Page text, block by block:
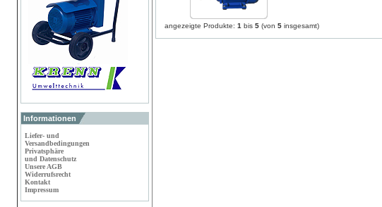
Informationen
Liefer- und
Versandbedingungen
Privatsphäre
und Datenschutz
Unsere AGB
Widerrufsrecht
Kontakt
Impressum
angezeigte Produkte: 1 bis 5 (von 5 insgesamt)